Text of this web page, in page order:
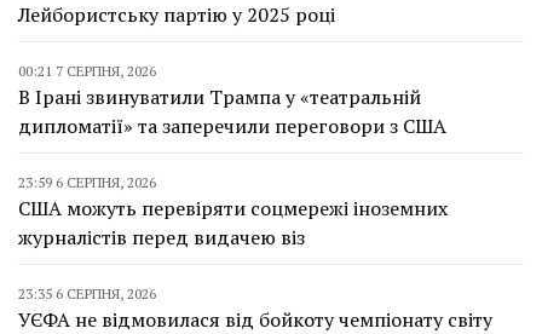
Лейбористську партію у 2025 році
00:21 7 СЕРПНЯ, 2026
В Ірані звинуватили Трампа у «театральній
дипломатії» та заперечили переговори з США
23:59 6 СЕРПНЯ, 2026
США можуть перевіряти соцмережі іноземних
журналістів перед видачею віз
23:35 6 СЕРПНЯ, 2026
УЄФА не відмовилася від бойкоту чемпіонату світу